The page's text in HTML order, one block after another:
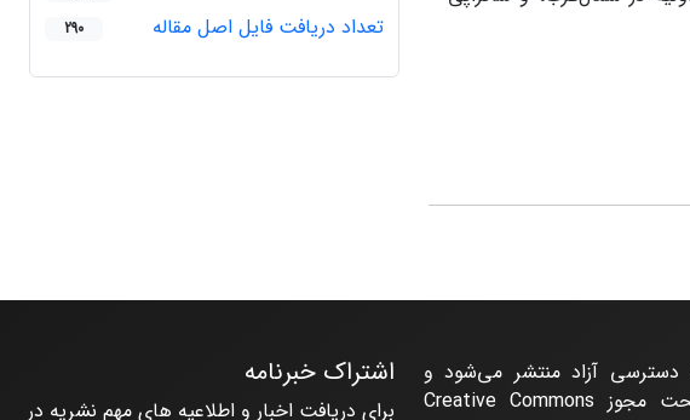
تعداد دریافت فایل اصل مقاله 290
دسترسی آزاد منتشر می‌شود و
مقالات آن تحت مجوز Creative Commons
اشتراک خبرنامه
برای دریافت اخبار و اطلاعیه های مهم نشریه در